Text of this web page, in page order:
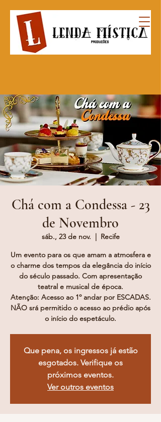
Chá com a Condessa - 23
de Novembro
sáb., 23 de nov.
  |
Recife
Um evento para os que amam a atmosfera e
o charme dos tempos da elegância do início
do século passado. Com apresentação
teatral e musical de época.
Atenção: Acesso ao 1º andar por ESCADAS.
NÃO srá permitido o acesso ao prédio após
o início do espetáculo.
Que pena, os ingressos já estão
esgotados. Verifique os
próximos eventos.
Ver outros eventos